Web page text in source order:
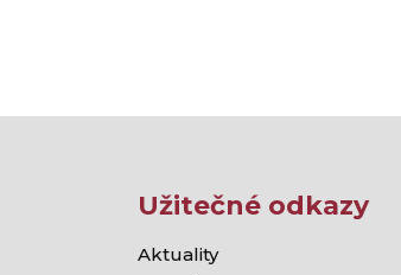
Užitečné odkazy
Aktuality